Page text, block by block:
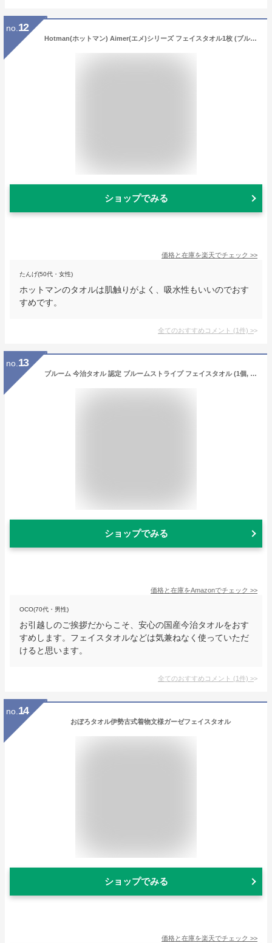
no. 12
Hotman(ホットマン) Aimer(エメ)シリーズ フェイスタオル1枚 (ブルー) (E-5205・BL)
ショップでみる
価格と在庫を楽天でチェック >>
たんげ(50代・女性)
ホットマンのタオルは肌触りがよく、吸水性もいいのでおす
すめです。
全てのおすすめコメント (1件) >
no. 13
ブルーム 今治タオル 認定 ブルームストライプ フェイスタオル (1個, シーブルー) [G] 日本製 引越し 挨拶 粗品 ギフトボックス入り タオルギフトセット
ショップでみる
価格と在庫をAmazonでチェック >>
OCO(70代・男性)
お引越しのご挨拶だからこそ、安心の国産今治タオルをおす
すめします。フェイスタオルなどは気兼ねなく使っていただ
けると思います。
全てのおすすめコメント (1件) >
no. 14
おぼろタオル伊勢古式着物文様ガーゼフェイスタオル
ショップでみる
価格と在庫を楽天でチェック >>